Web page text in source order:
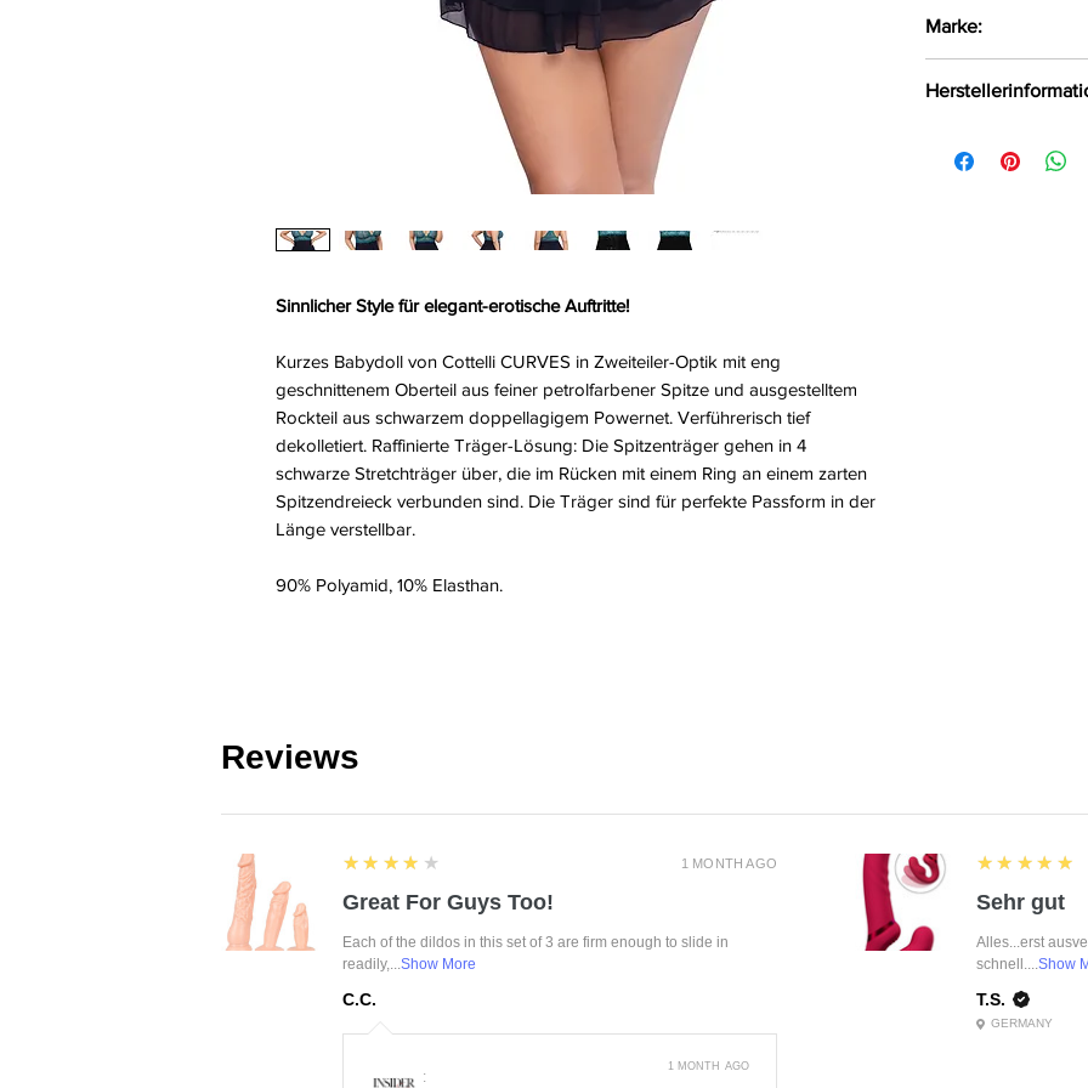
Sinnlicher Style für elegant-erotische Auftritte!
Kurzes Babydoll von Cottelli CURVES in Zweiteiler-Optik mit eng
geschnittenem Oberteil aus feiner petrolfarbener Spitze und ausgestelltem
Rockteil aus schwarzem doppellagigem Powernet. Verführerisch tief
dekolletiert. Raffinierte Träger-Lösung: Die Spitzenträger gehen in 4
schwarze Stretchträger über, die im Rücken mit einem Ring an einem zarten
Spitzendreieck verbunden sind. Die Träger sind für perfekte Passform in der
Länge verstellbar.
90% Polyamid, 10% Elasthan.
Oberteil aus
Ausgestellter
Raffinierte
Marke:
DE-24933
Reviews
1 MONTH AGO
4
★★★★★
Great For Guys Too!
Each of the dildos in this set of 3 are firm enough to slide in
readily,...Show More
C.C.
:
1 MONTH AGO
5
★★★★★
Sehr gut
Alles...erst
schnell....Show
T.S.
GERMANY